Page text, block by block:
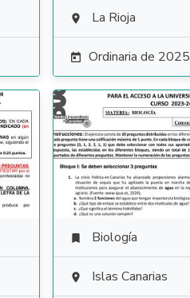
 La Rioja
 Ordinaria de 2025
 Biología
 Islas Canarias